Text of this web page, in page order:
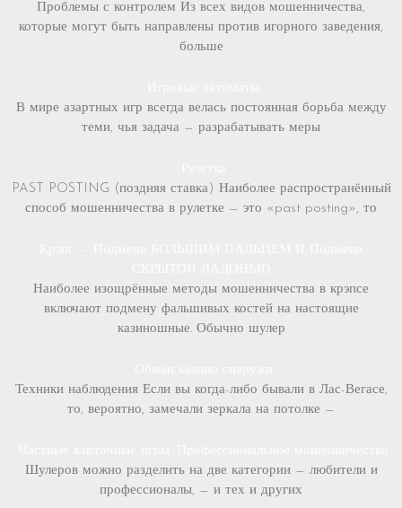
Проблемы с контролем Из всех видов мошенничества,
которые могут быть направлены против игорного заведения,
больше
В мире азартных игр всегда велась постоянная борьба между
теми, чья задача — разрабатывать меры
PAST POSTING (поздняя ставка) Наиболее распространённый
способ мошенничества в рулетке — это «past posting», то
Наиболее изощрённые методы мошенничества в крэпсе
включают подмену фальшивых костей на настоящие
казиношные. Обычно шулер
Техники наблюдения Если вы когда-либо бывали в Лас-Вегасе,
то, вероятно, замечали зеркала на потолке —
Шулеров можно разделить на две категории — любители и
профессионалы, — и тех и других